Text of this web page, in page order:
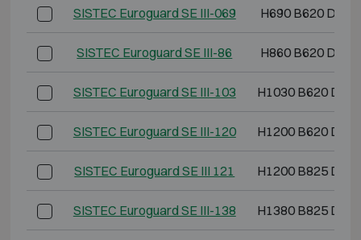
SISTEC Euroguard SE III-069 H690 B620 D580
SISTEC Euroguard SE III-86 H860 B620 D580
SISTEC Euroguard SE III-103 H1030 B620 D580
SISTEC Euroguard SE III-120 H1200 B620 D580
SISTEC Euroguard SE III 121 H1200 B825 D700
SISTEC Euroguard SE III-138 H1380 B825 D700